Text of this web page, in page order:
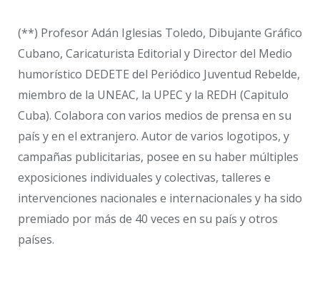
(**) Profesor Adán Iglesias Toledo, Dibujante Gráfico
Cubano, Caricaturista Editorial y Director del Medio
humorístico DEDETE del Periódico Juventud Rebelde,
miembro de la UNEAC, la UPEC y la REDH (Capitulo
Cuba). Colabora con varios medios de prensa en su
país y en el extranjero. Autor de varios logotipos, y
campañas publicitarias, posee en su haber múltiples
exposiciones individuales y colectivas, talleres e
intervenciones nacionales e internacionales y ha sido
premiado por más de 40 veces en su país y otros
países.